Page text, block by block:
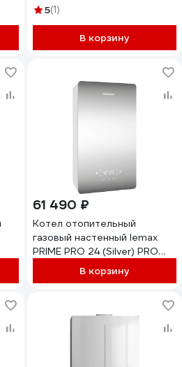
5(1)
В корзину
61 490 ₽
Котел отопительный
газовый настенный lemax
PRIME PRO 24 (Silver) PRO
В корзину